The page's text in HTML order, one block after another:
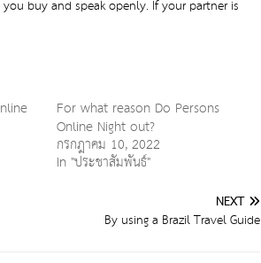
buy and speak openly. If your partner is
For what reason Do Persons
Online Night out?
กรกฎาคม 10, 2022
In "ประชาสัมพันธ์"
NEXT
By using a Brazil Travel Guide